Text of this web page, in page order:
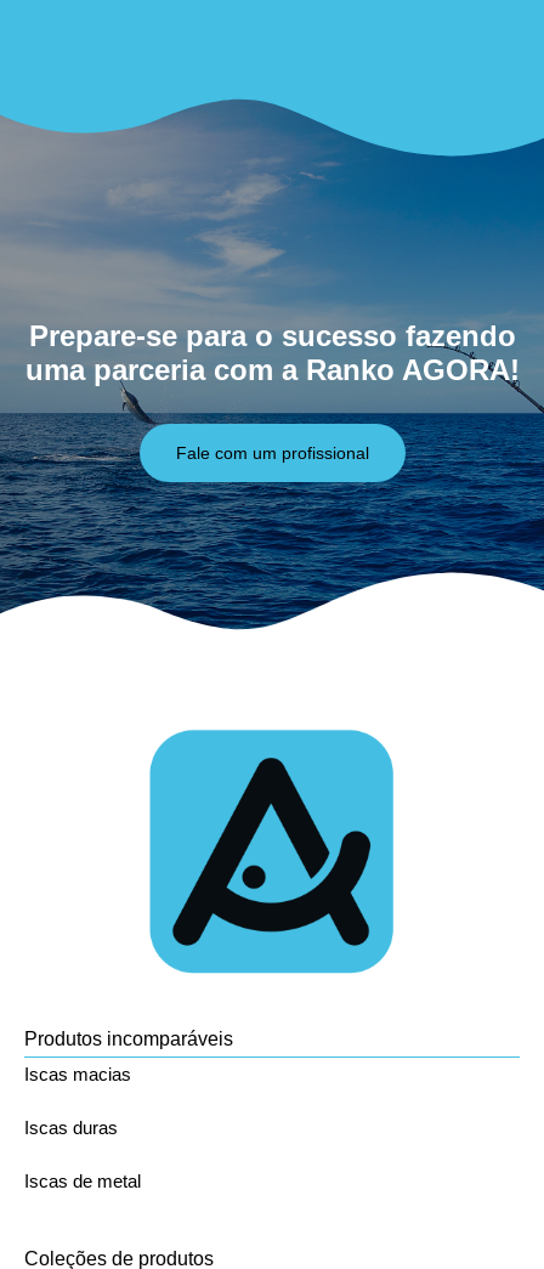
Prepare-se para o sucesso fazendo
uma parceria com a Ranko AGORA!
Fale com um profissional
Produtos incomparáveis
Iscas macias
Iscas duras
Iscas de metal
Coleções de produtos